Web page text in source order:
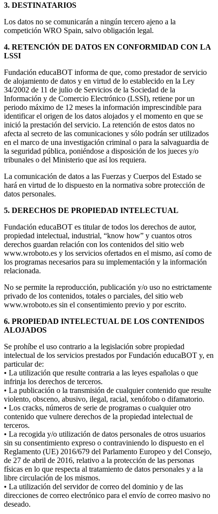
3. DESTINATARIOS
Los datos no se comunicarán a ningún tercero ajeno a la
competición WRO Spain, salvo obligación legal.
4. RETENCIÓN DE DATOS EN CONFORMIDAD CON LA
LSSI
Fundación educaBOT informa de que, como prestador de servicio
de alojamiento de datos y en virtud de lo establecido en la Ley
34/2002 de 11 de julio de Servicios de la Sociedad de la
Información y de Comercio Electrónico (LSSI), retiene por un
periodo máximo de 12 meses la información imprescindible para
identificar el origen de los datos alojados y el momento en que se
inició la prestación del servicio. La retención de estos datos no
afecta al secreto de las comunicaciones y sólo podrán ser utilizados
en el marco de una investigación criminal o para la salvaguardia de
la seguridad pública, poniéndose a disposición de los jueces y/o
tribunales o del Ministerio que así los requiera.
La comunicación de datos a las Fuerzas y Cuerpos del Estado se
hará en virtud de lo dispuesto en la normativa sobre protección de
datos personales.
5. DERECHOS DE PROPIEDAD INTELECTUAL
Fundación educaBOT es titular de todos los derechos de autor,
propiedad intelectual, industrial, “know how” y cuantos otros
derechos guardan relación con los contenidos del sitio web
www.wroboto.es y los servicios ofertados en el mismo, así como de
los programas necesarios para su implementación y la información
relacionada.
No se permite la reproducción, publicación y/o uso no estrictamente
privado de los contenidos, totales o parciales, del sitio web
www.wroboto.es sin el consentimiento previo y por escrito.
6. PROPIEDAD INTELECTUAL DE LOS CONTENIDOS
ALOJADOS
Se prohíbe el uso contrario a la legislación sobre propiedad
intelectual de los servicios prestados por Fundación educaBOT y, en
particular de:
• La utilización que resulte contraria a las leyes españolas o que
infrinja los derechos de terceros.
• La publicación o la transmisión de cualquier contenido que resulte
violento, obsceno, abusivo, ilegal, racial, xenófobo o difamatorio.
• Los cracks, números de serie de programas o cualquier otro
contenido que vulnere derechos de la propiedad intelectual de
terceros.
• La recogida y/o utilización de datos personales de otros usuarios
sin su consentimiento expreso o contraviniendo lo dispuesto en el
Reglamento (UE) 2016/679 del Parlamento Europeo y del Consejo,
de 27 de abril de 2016, relativo a la protección de las personas
físicas en lo que respecta al tratamiento de datos personales y a la
libre circulación de los mismos.
• La utilización del servidor de correo del dominio y de las
direcciones de correo electrónico para el envío de correo masivo no
deseado.